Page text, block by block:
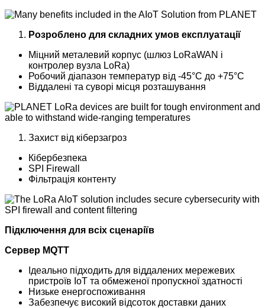
Розроблено для складних умов експлуатації
Міцний металевий корпус (шлюз LoRaWAN і
контролер вузла LoRa)
Робочий діапазон температур від -45°C до +75°C
Віддалені та суворі місця розташування
Захист від кіберзагроз
Кібербезпека
SPI Firewall
Фільтрація контенту
Підключення для всіх сценаріїв
Сервер MQTT
Ідеально підходить для віддалених мережевих
пристроїв IoT та обмеженої пропускної здатності
Низьке енергоспоживання
Забезпечує високий відсоток доставки даних